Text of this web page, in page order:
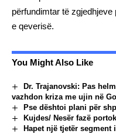
përfundimtar të
e qeverisë.
You Might Also Like
Dr. Trajanovski: Pas
vazhdon kriza me ujin në
Pse dështoi plani për
Kujdes/ Nesër fazë
Hapet një tjetër segment